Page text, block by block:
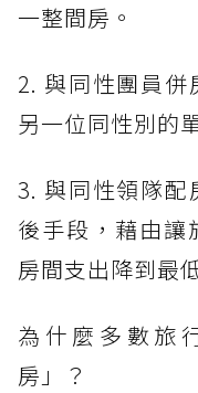
一整間房。
2. 與同性團員
另一位同性別的
3. 與同性領隊配
後手段，藉由讓
房間支出降到最
為什麼多數旅
房」？